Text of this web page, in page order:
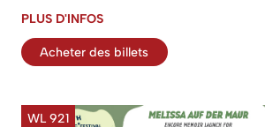
PLUS D'INFOS
Acheter des billets
WL 921